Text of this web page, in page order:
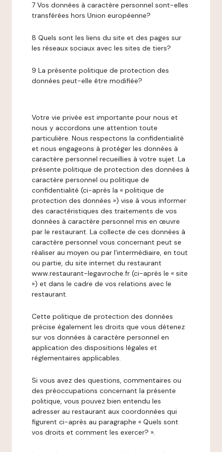
7 Vos données à caractère personnel sont-elles
transférées hors Union européenne?
8 Quels sont les liens du site et des pages sur
les réseaux sociaux avec les sites de tiers?
9 La présente politique de protection des
données peut-elle être modifiée?
Votre vie privée est importante pour nous et
nous y accordons une attention toute
particulière. Nous respectons la confidentialité
et nous engageons à protéger les données à
caractère personnel recueillies à votre sujet. La
présente politique de protection des données à
caractère personnel ou politique de
confidentialité (ci-après la « politique de
protection des données ») vise à vous informer
des caractéristiques des traitements de vos
données à caractère personnel mis en œuvre
par le restaurant. La collecte de ces données à
caractère personnel vous concernant peut se
réaliser au moyen ou par l’intermédiaire, en tout
ou partie, du site internet du restaurant
www.restaurant-legavroche.fr (ci-après le « site
») et dans le cadre de vos relations avec le
restaurant.
Cette politique de protection des données
précise également les droits que vous détenez
sur vos données à caractère personnel en
application des dispositions légales et
réglementaires applicables.
Si vous avez des questions, commentaires ou
des préoccupations concernant la présente
politique, vous pouvez bien entendu les
adresser au restaurant aux coordonnées qui
figurent ci-après au paragraphe « Quels sont
vos droits et comment les exercer? ».